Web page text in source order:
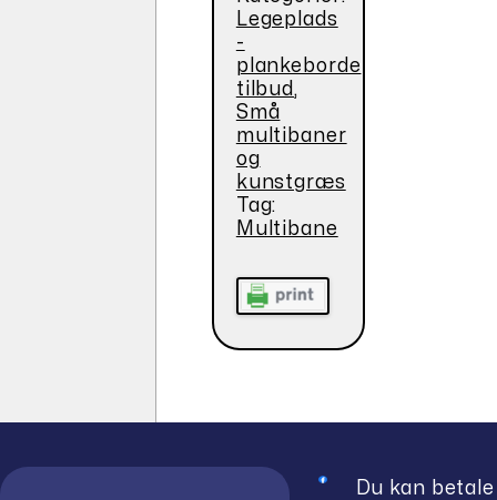
Legeplads
-
plankeborde
tilbud ,
Små
multibaner
og
kunstgræs
Tag:
Multibane
Du kan betale